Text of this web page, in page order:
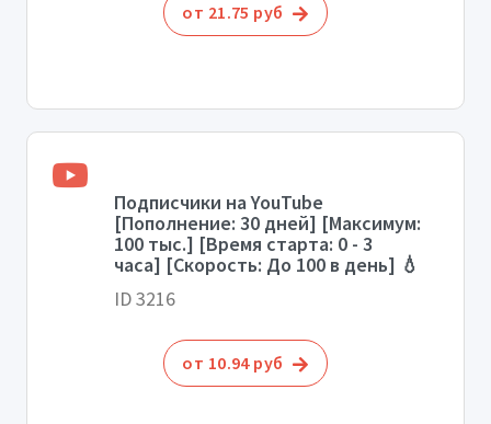
от 21.75 руб
Подписчики на YouTube
[Пополнение: 30 дней] [Максимум:
100 тыс.] [Время старта: 0 - 3
часа] [Скорость: До 100 в день] 💧
ID 3216
от 10.94 руб